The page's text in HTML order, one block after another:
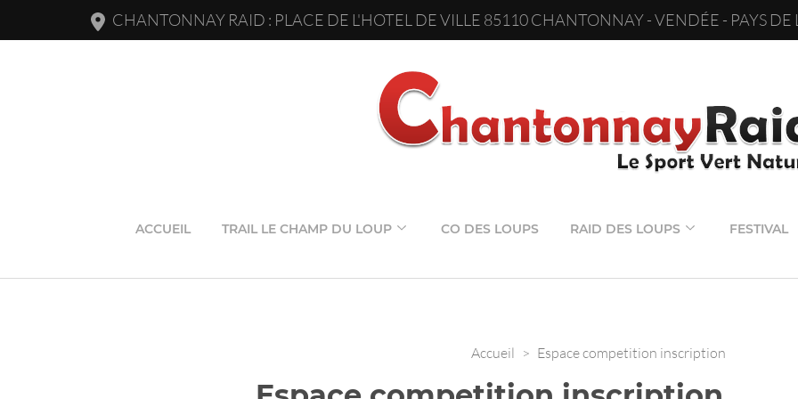
CHANTONNAY RAID : PLACE DE L'HOTEL DE VILLE 85110 CHANTONNAY - VENDÉE - PAYS DE
ACCUEIL TRAIL LE CHAMP DU LOUP CO DES LOUPS RAID DES LOUPS FESTIVAL
Accueil > Espace competition inscription